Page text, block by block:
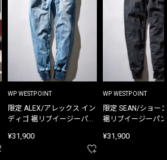
WP WESTPOINT
限定 ALEX/アレックス イン
ディゴ 裾リブイージーパン
¥31,900
WP WESTPOINT
限定 SEAN/ショー
裾リブイージーパ
¥31,900